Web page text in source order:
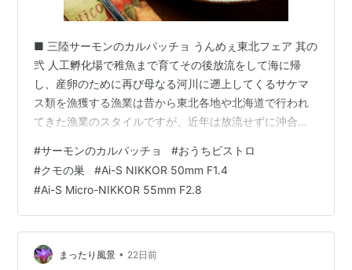
■ 三陸サーモンのカルパッチョ うんめぇ東北フェア 其の
弐 人工孵化場で稚魚まで育てその後放流をして海に帰
し、産卵のために再び母なる河川に遡上してくるサケマ
ス類を漁獲する漁業は昔から東北各地や北海道で行われ
てきた漁業のスタイルですが、近年は放流せずに沖合の
になってから出荷するブランド銀鮭も大きな柱に成長し
ています。 折しもその養殖銀鮭の旬は初夏から七月にか
けての今なのでありまして、ちょうど「うんめぇ東北フ
ェア」にズバリのタイミングで供給されるわけです。店
内のシマには切身や刺身と並んでリッパな柵も用意さ
れ、夫々のご家庭で調理されるのを待っているわ…
#サーモンのカルパッチョ #おうちビストロ
#クモの巣 #Ai-S NIKKOR 50mm F1.4
#Ai-S Micro-NIKKOR 55mm F2.8
まったり風景 • 22日前